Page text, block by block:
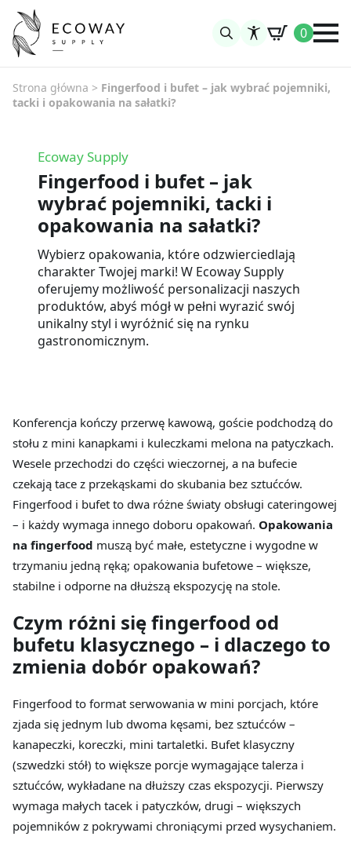
0
Strona główna > Fingerfood i bufet – jak wybrać pojemniki,
tacki i opakowania na sałatki?
Ecoway Supply
Fingerfood i bufet – jak
wybrać pojemniki, tacki i
opakowania na sałatki?
Wybierz opakowania, które odzwierciedlają
charakter Twojej marki! W Ecoway Supply
oferujemy możliwość personalizacji naszych
produktów, abyś mógł w pełni wyrazić swój
unikalny styl i wyróżnić się na rynku
gastronomicznym.
Konferencja kończy przerwę kawową, goście podchodzą do
stołu z mini kanapkami i kuleczkami melona na patyczkach.
Wesele przechodzi do części wieczornej, a na bufecie
czekają tace z przekąskami do skubania bez sztućców.
Fingerfood i bufet to dwa różne światy obsługi cateringowej
– i każdy wymaga innego doboru opakowań. Opakowania
na fingerfood muszą być małe, estetyczne i wygodne w
trzymaniu jedną ręką; opakowania bufetowe – większe,
stabilne i odporne na dłuższą ekspozycję na stole.
Czym różni się fingerfood od
bufetu klasycznego – i dlaczego to
zmienia dobór opakowań?
Fingerfood to format serwowania w mini porcjach, które
zjada się jednym lub dwoma kęsami, bez sztućców –
kanapeczki, koreczki, mini tartaletki. Bufet klasyczny
(szwedzki stół) to większe porcje wymagające talerza i
sztućców, wykładane na dłuższy czas ekspozycji. Pierwszy
wymaga małych tacek i patyczków, drugi – większych
pojemników z pokrywami chroniącymi przed wysychaniem.